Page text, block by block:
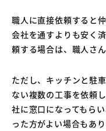
職人に直接依頼すると
会社を通すよりも安く
頼する場合は、職人さ
ただし、キッチンと駐
ない複数の工事を依頼
社に窓口になってもら
った方がよい場合もあ